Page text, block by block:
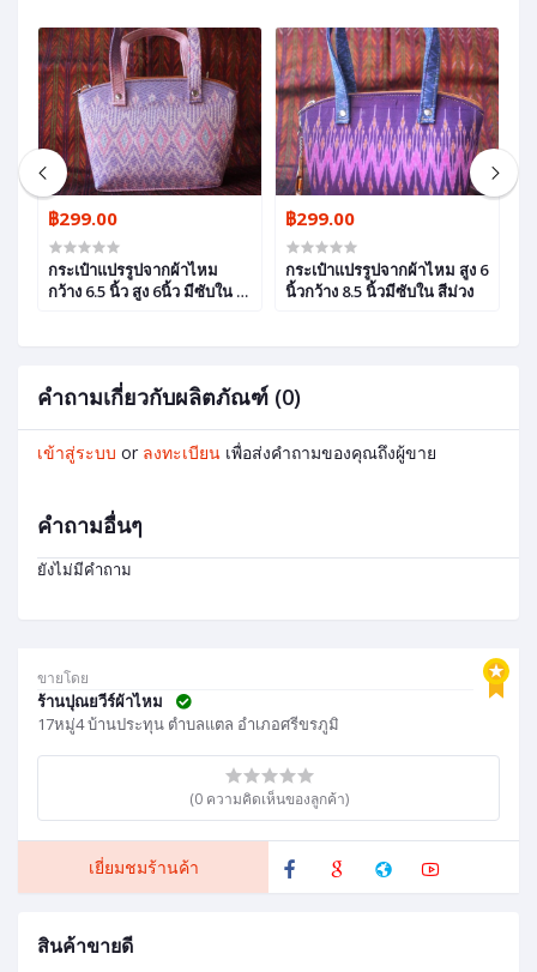
ขายโดย
ร้านปุณยวีร์ผ้าไหม
17หมู่4 บ้านประทุน ตำบลแตล อำเภอศรีขรภูมิ
(0 ความคิดเห็นของลูกค้า)
เยี่ยมชมร้านค้า
สินค้าขายดี
฿299.00
กระเป๋าแปรรูปจากผ้าไหม
กว้าง 6.5 นิ้ว สูง 6นิ้ว มีซับใน สี
฿299.00
กระเป๋าแปรรูปจากผ้าไหม สูง 6
นิ้วกว้าง 8.5 นิ้วมีซับใน สีม่วง
คำถามเกี่ยวกับผลิตภัณฑ์ (0)
เข้าสู่ระบบ or ลงทะเบียน เพื่อส่งคำถามของคุณถึงผู้ขาย
คำถามอื่นๆ
ยังไม่มีคำถาม